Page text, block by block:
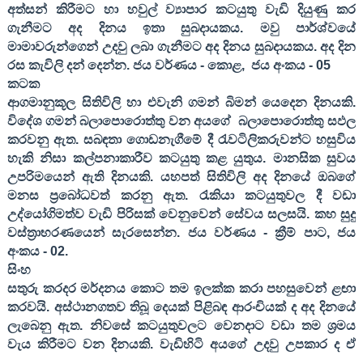
අත්සන් කිරීමට හා හවුල් ව්‍යාපාර කටයුතු වැඩි දියුණු කර
ගැනීමට අද දිනය ඉතා සුබදායකය. මවු පාර්ශ්වයේ
මාමාවරුන්ගෙන් උදවු ලබා ගැනීමට අද දිනය සුබදායකය. අද දින
රස කැවිලි දන් දෙන්න. ජය වර්ණය - කොළ, ජය අංකය - 05
කටක
ආගමානුකූල සිතිවිලි හා එවැනි ගමන් බිමන් යෙදෙන දිනයකි.
විදේශ ගමන් බලාපොරොත්තු වන අයගේ බලාපොරොත්තු සඵල
කරවනු ඇත. සබඳතා ගොඩනැගීමේ දී රැවටිලිකරුවන්ට හසුවිය
හැකි නිසා කල්පනාකාරීව කටයුතු කළ යුතුය. මානසික සුවය
උපරිමයෙන් ඇති දිනයකි. යහපත් සිතිවිලි අද දිනයේ ඔබගේ
මනස ප්‍රබෝධවත් කරනු ඇත. රැකියා කටයුතුවල දී වඩා
උද්යෝගිමත්ව වැඩි පිරිසක් වෙනුවෙන් සේවය සලසයි. කහ සුදු
වස්ත්‍රාභරණයෙන් සැරසෙන්න. ජය වර්ණය - ක්‍රීම් පාට,ජය
අංකය - 02.
සිංහ
සතුරු කරදර මර්දනය කොට තම ඉලක්ක කරා පහසුවෙන් ළඟා
කරවයි. අස්ථානගතව තිබූ දෙයක් පිළිබඳ ආරංචියක් ද අද දිනයේ
ලැබෙනු ඇත. නිවසේ කටයුතුවලට වෙනදාට වඩා තම ශ්‍රමය
වැය කිරීමට වන දිනයකි. වැඩිහිටි අයගේ උදවු උපකාර ද ඒ